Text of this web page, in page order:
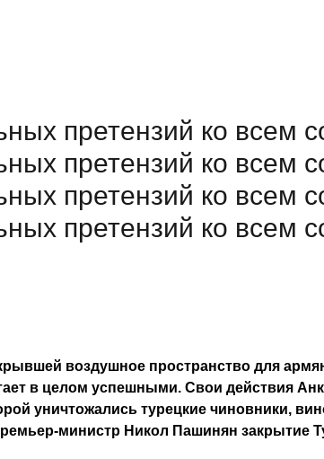
претензий ко всем
претензий ко всем
претензий ко всем
претензий ко всем
воздушное пространство для
в целом успешными. Свои действия
уничтожались турецкие чиновники,
министр Никол Пашинян закрытие